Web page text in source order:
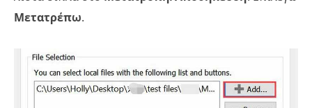
Μετατρέπω.